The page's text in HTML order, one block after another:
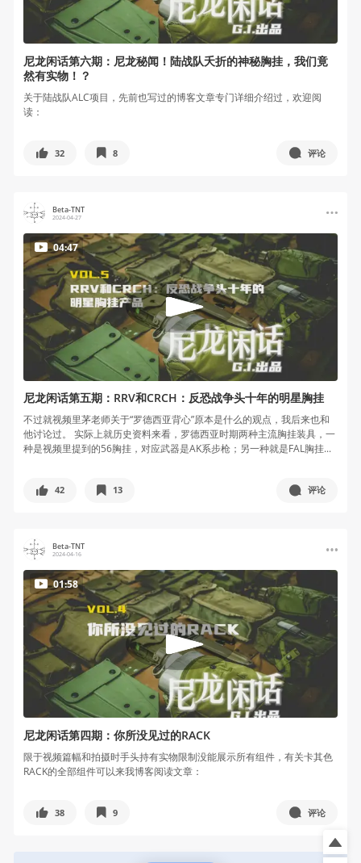
尼龙闲话第六期：尼龙秘闻！陆战队夭折的神秘胸挂，我们竟
然有实物！？
关于陆战队ALC项目，先前也写过的博客文章专门详细介绍过，欢迎阅
读：
32 8 评论
Beta-TNT
2024-04-27
04:47
尼龙闲话第五期：RRV和CRCH：反恐战争头十年的明星胸挂
不过就视频里茅老师关于“罗德西亚背心”原本是什么的观点，我后来也和
他讨论过。 实际上就历史资料来看，罗德西亚时期两种主流胸挂装具，一
种是视频里提到的56胸挂，对应武器是AK系步枪；另一种就是FAL胸挂...
42 13 评论
Beta-TNT
2024-04-16
01:58
尼龙闲话第四期：你所没见过的RACK
限于视频篇幅和拍摄时手头持有实物限制没能展示所有组件，有关卡其色
RACK的全部组件可以来我博客阅读文章：
38 9 评论